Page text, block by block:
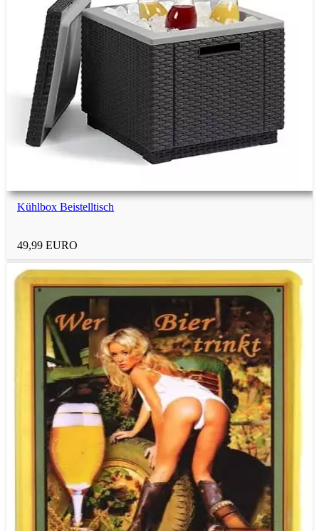
Kühlbox Beistelltisch
49,99 EURO